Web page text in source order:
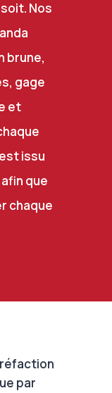
Nos
brune,
gage
et
issu
que
chaque
par